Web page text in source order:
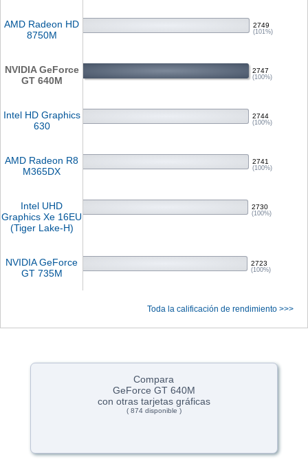
AMD Radeon HD
8750M
2749
(101%)
NVIDIA GeForce
GT 640M
2747
(100%)
Intel HD Graphics
630
2744
(100%)
AMD Radeon R8
M365DX
2741
(100%)
Intel UHD
Graphics Xe 16EU
(Tiger Lake-H)
2730
(100%)
NVIDIA GeForce
GT 735M
2723
(100%)
Toda la calificación de rendimiento >>>
Compara
GeForce GT 640M
con otras tarjetas gráficas
( 874 disponible )